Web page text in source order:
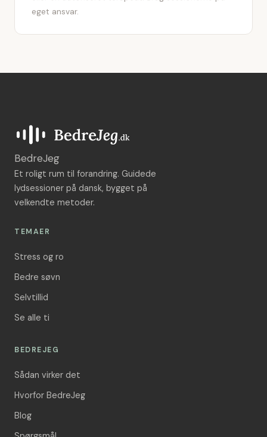
eget ansvar.
BedreJeg
Et roligt rum til forandring. Guidede
lydsessioner på dansk, bygget på
velkendte metoder.
TEMAER
Stress og ro
Bedre søvn
Selvtillid
Se alle ti
BEDREJEG
Sådan virker det
Hvorfor BedreJeg
Blog